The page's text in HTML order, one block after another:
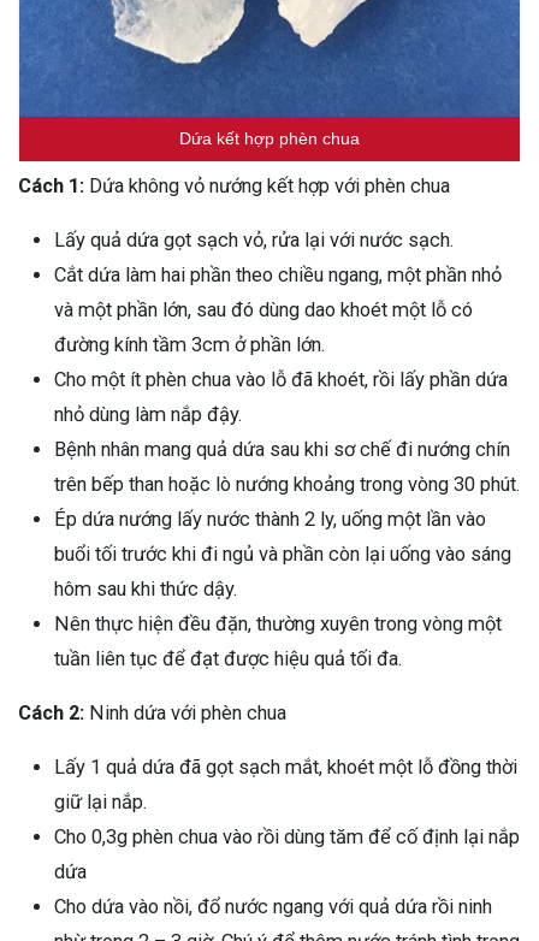
Dứa kết hợp phèn chua
Cách 1: Dứa không vỏ nướng kết hợp với phèn chua
Lấy quả dứa gọt sạch vỏ, rửa lại với nước sạch.
Cắt dứa làm hai phần theo chiều ngang, một phần nhỏ
và một phần lớn, sau đó dùng dao khoét một lỗ có
đường kính tầm 3cm ở phần lớn.
Cho một ít phèn chua vào lỗ đã khoét, rồi lấy phần dứa
nhỏ dùng làm nắp đậy.
Bệnh nhân mang quả dứa sau khi sơ chế đi nướng chín
trên bếp than hoặc lò nướng khoảng trong vòng 30 phút.
Ép dứa nướng lấy nước thành 2 ly, uống một lần vào
buổi tối trước khi đi ngủ và phần còn lại uống vào sáng
hôm sau khi thức dậy.
Nên thực hiện đều đặn, thường xuyên trong vòng một
tuần liên tục để đạt được hiệu quả tối đa.
Cách 2: Ninh dứa với phèn chua
Lấy 1 quả dứa đã gọt sạch mắt, khoét một lỗ đồng thời
giữ lại nắp.
Cho 0,3g phèn chua vào rồi dùng tăm để cố định lại nắp
dứa
Cho dứa vào nồi, đổ nước ngang với quả dứa rồi ninh